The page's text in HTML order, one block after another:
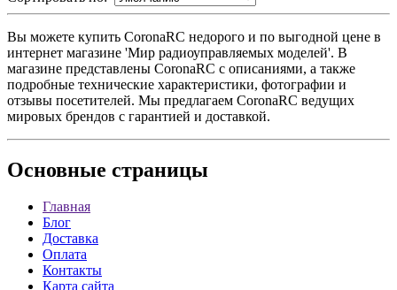
Вы можете купить CoronaRC недорого и по выгодной цене в
интернет магазине 'Мир радиоуправляемых моделей'. В
магазине представлены CoronaRC с описаниями, а также
подробные технические характеристики, фотографии и
отзывы посетителей. Мы предлагаем CoronaRC ведущих
мировых брендов с гарантией и доставкой.
Основные страницы
Главная
Блог
Доставка
Оплата
Контакты
Карта сайта